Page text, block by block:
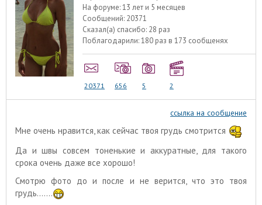
На форуме:13 лет и 5 месяцев
Сообщений: 20371
Сказал(а) спасибо: 28 раз
Поблагодарили:180 раз в 173 сообщенях
20371 656 5 2
ссылка на сообщение
Мне очень нравится, как сейчас твоя грудь смотрится
Да и швы совсем тоненькие и аккуратные, для такого
срока очень даже все хорошо!
Смотрю фото до и после и не верится, что это твоя
грудь.......